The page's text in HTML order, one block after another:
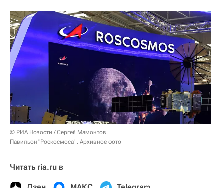
© РИА Новости / Сергей Мамонтов
Павильон "Роскосмоса" . Архивное фото
Читать ria.ru в